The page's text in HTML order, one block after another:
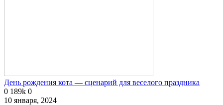
День рождения кота — сценарий для веселого праздника
0 189k 0
10 января, 2024